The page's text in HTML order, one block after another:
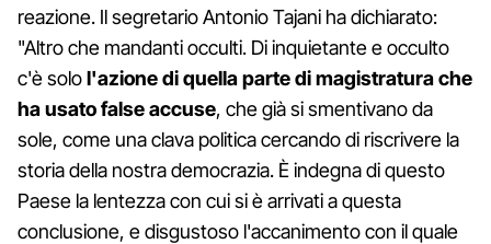
reazione. Il segretario Antonio Tajani ha dichiarato:
"Altro che mandanti occulti. Di inquietante e occulto
c'è solol'azione di quella parte di magistratura che
ha usato false accuse, che già si smentivano da
sole, come una clava politica cercando di riscrivere la
storia della nostra democrazia. È indegna di questo
Paese la lentezza con cui si è arrivati a questa
conclusione, e disgustoso l'accanimento con il quale